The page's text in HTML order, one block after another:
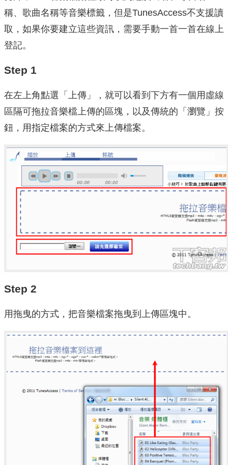
稱、歌曲名稱等音樂標籤，但是TunesAccess不支援讀
取，如果你要建立這些資訊，需要手動一首一首在線上
登記。
Step 1
在左上角點選「上傳」，就可以看到下方有一個用虛線
區隔可拖拉音樂檔上傳的區塊，以及傳統的「瀏覽」按
鈕，用指定檔案的方式來上傳檔案。
Step 2
用拖曳的方式，把音樂檔案拖曳到上傳區塊中。